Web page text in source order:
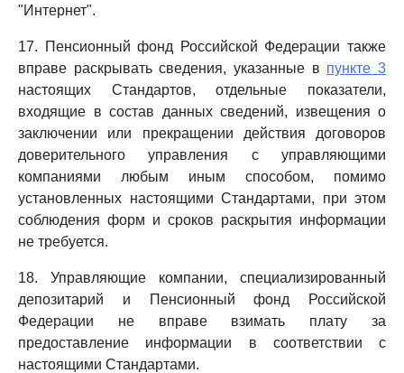
"Интернет".
17. Пенсионный фонд Российской Федерации также
вправе раскрывать сведения, указанные в пункте 3
настоящих Стандартов, отдельные показатели,
входящие в состав данных сведений, извещения о
заключении или прекращении действия договоров
доверительного управления с управляющими
компаниями любым иным способом, помимо
установленных настоящими Стандартами, при этом
соблюдения форм и сроков раскрытия информации
не требуется.
18. Управляющие компании, специализированный
депозитарий и Пенсионный фонд Российской
Федерации не вправе взимать плату за
предоставление информации в соответствии с
настоящими Стандартами.